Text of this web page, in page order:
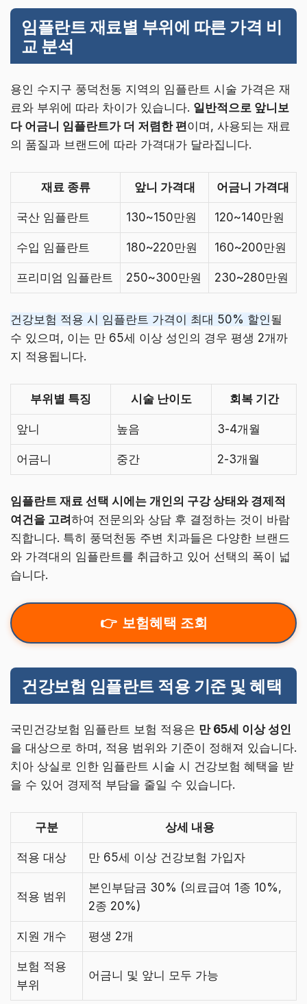
임플란트 재료별 부위에 따른 가격 비
교 분석
용인 수지구 풍덕천동 지역의 임플란트 시술 가격은 재
료와 부위에 따라 차이가 있습니다. 일반적으로 앞니보
다 어금니 임플란트가 더 저렴한 편이며, 사용되는 재료
의 품질과 브랜드에 따라 가격대가 달라집니다.
재료 종류 앞니 가격대 어금니 가격대
국산 임플란트 130~150만원 120~140만원
수입 임플란트 180~220만원 160~200만원
프리미엄 임플란트 250~300만원 230~280만원
건강보험 적용 시 임플란트 가격이 최대 50% 할인될
수 있으며, 이는 만 65세 이상 성인의 경우 평생 2개까
지 적용됩니다.
부위별 특징 시술 난이도 회복 기간
앞니 높음 3-4개월
어금니 중간 2-3개월
임플란트 재료 선택 시에는 개인의 구강 상태와 경제적
여건을 고려 하여 전문의와 상담 후 결정하는 것이 바람
직합니다. 특히 풍덕천동 주변 치과들은 다양한 브랜드
와 가격대의 임플란트를 취급하고 있어 선택의 폭이 넓
습니다.
보험혜택 조회
건강보험 임플란트 적용 기준 및 혜택
국민건강보험 임플란트 보험 적용은 만 65세 이상 성인
을 대상으로 하며, 적용 범위와 기준이 정해져 있습니다.
치아 상실로 인한 임플란트 시술 시 건강보험 혜택을 받
을 수 있어 경제적 부담을 줄일 수 있습니다.
구분 상세 내용
적용 대상 만 65세 이상 건강보험 가입자
적용 범위
본인부담금 30% (의료급여 1종 10%,
2종 20%)
지원 개수 평생 2개
보험 적용
부위
어금니 및 앞니 모두 가능